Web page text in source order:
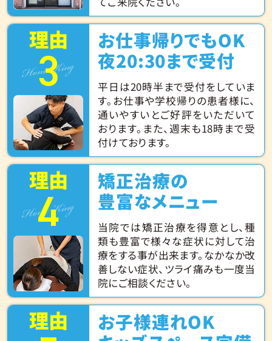
理由
3
Hone King
お仕事帰りでもOK
夜20:30まで受付
平日は20時半まで受付をしていま
す。お仕事や学校帰りの患者様に、
通いやすいとご好評をいただいて
おります。また、週末も18時まで受
付けております。
理由
4
Hone King
矯正治療の
豊富なメニュー
当院では矯正治療を得意とし、種
類も豊富で様々な症状に対して治
療をする事が出来ます。なかなか改
善しない症状、ツライ痛みも一度当
院にご相談ください。
理由
お子様連れOK